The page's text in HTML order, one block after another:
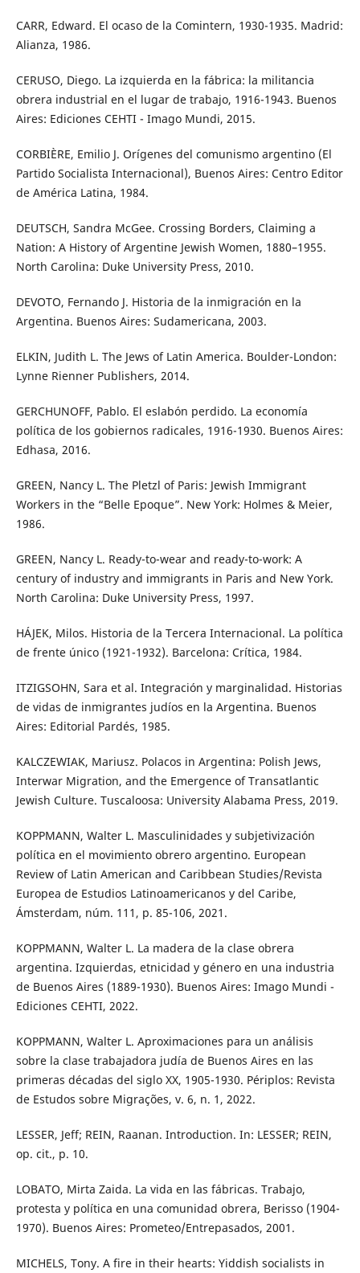
CARR, Edward. El ocaso de la Comintern, 1930-1935. Madrid:
Alianza, 1986.
CERUSO, Diego. La izquierda en la fábrica: la militancia
obrera industrial en el lugar de trabajo, 1916-1943. Buenos
Aires: Ediciones CEHTI - Imago Mundi, 2015.
CORBIÈRE, Emilio J. Orígenes del comunismo argentino (El
Partido Socialista Internacional), Buenos Aires: Centro Editor
de América Latina, 1984.
DEUTSCH, Sandra McGee. Crossing Borders, Claiming a
Nation: A History of Argentine Jewish Women, 1880–1955.
North Carolina: Duke University Press, 2010.
DEVOTO, Fernando J. Historia de la inmigración en la
Argentina. Buenos Aires: Sudamericana, 2003.
ELKIN, Judith L. The Jews of Latin America. Boulder-London:
Lynne Rienner Publishers, 2014.
GERCHUNOFF, Pablo. El eslabón perdido. La economía
política de los gobiernos radicales, 1916-1930. Buenos Aires:
Edhasa, 2016.
GREEN, Nancy L. The Pletzl of Paris: Jewish Immigrant
Workers in the “Belle Epoque”. New York: Holmes & Meier,
1986.
GREEN, Nancy L. Ready-to-wear and ready-to-work: A
century of industry and immigrants in Paris and New York.
North Carolina: Duke University Press, 1997.
HÁJEK, Milos. Historia de la Tercera Internacional. La política
de frente único (1921-1932). Barcelona: Crítica, 1984.
ITZIGSOHN, Sara et al. Integración y marginalidad. Historias
de vidas de inmigrantes judíos en la Argentina. Buenos
Aires: Editorial Pardés, 1985.
KALCZEWIAK, Mariusz. Polacos in Argentina: Polish Jews,
Interwar Migration, and the Emergence of Transatlantic
Jewish Culture. Tuscaloosa: University Alabama Press, 2019.
KOPPMANN, Walter L. Masculinidades y subjetivización
política en el movimiento obrero argentino. European
Review of Latin American and Caribbean Studies/Revista
Europea de Estudios Latinoamericanos y del Caribe,
Ámsterdam, núm. 111, p. 85-106, 2021.
KOPPMANN, Walter L. La madera de la clase obrera
argentina. Izquierdas, etnicidad y género en una industria
de Buenos Aires (1889-1930). Buenos Aires: Imago Mundi -
Ediciones CEHTI, 2022.
KOPPMANN, Walter L. Aproximaciones para un análisis
sobre la clase trabajadora judía de Buenos Aires en las
primeras décadas del siglo XX, 1905-1930. Périplos: Revista
de Estudos sobre Migrações, v. 6, n. 1, 2022.
LESSER, Jeff; REIN, Raanan. Introduction. In: LESSER; REIN,
op. cit., p. 10.
LOBATO, Mirta Zaida. La vida en las fábricas. Trabajo,
protesta y política en una comunidad obrera, Berisso (1904-
1970). Buenos Aires: Prometeo/Entrepasados, 2001.
MICHELS, Tony. A fire in their hearts: Yiddish socialists in